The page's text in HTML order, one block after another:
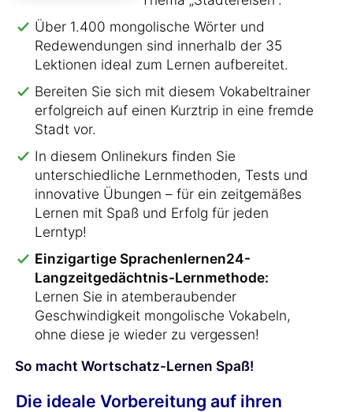
Über 1.400 mongolische Wörter und
Redewendungen sind innerhalb der 35
Lektionen ideal zum Lernen aufbereitet.
Bereiten Sie sich mit diesem Vokabeltrainer
erfolgreich auf einen Kurztrip in eine fremde
Stadt vor.
In diesem Onlinekurs finden Sie
unterschiedliche Lernmethoden, Tests und
innovative Übungen – für ein zeitgemäßes
Lernen mit Spaß und Erfolg für jeden
Lerntyp!
Einzigartige Sprachenlernen24-
Langzeitgedächtnis-Lernmethode:
Lernen Sie in atemberaubender
Geschwindigkeit mongolische Vokabeln,
ohne diese je wieder zu vergessen!
So macht Wortschatz-Lernen Spaß!
Die ideale Vorbereitung auf ihren